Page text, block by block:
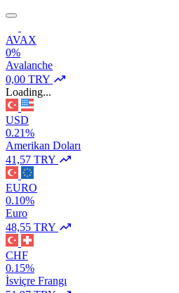
AVAX
0%
Avalanche
0,00 TRY
Loading...
USD
0.21%
Amerikan Doları
41,57 TRY
EURO
0.10%
Euro
48,55 TRY
CHF
0.15%
İsviçre Frangı